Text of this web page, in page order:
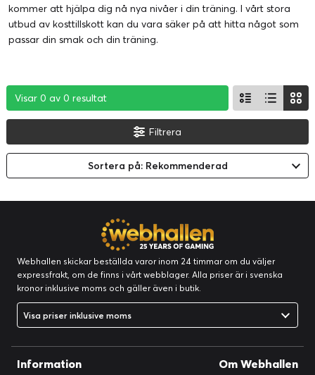
kommer att hjälpa dig nå nya nivåer i din träning. I vårt stora
utbud av kosttillskott kan du vara säker på att hitta något som
passar din smak och din träning.
Visar 0 av 0 resultat
Visar 0 av 0 resultat
Visar 0 av 0 resultat
Filtrera
Sortera på: Rekommenderad
Webhallen skickar beställda varor inom 24 timmar om du väljer
expressfrakt, om de finns i vårt webblager. Alla priser är i svenska
kronor inklusive moms och gäller även i butik.
Visa priser inklusive moms
Information Om Webhallen